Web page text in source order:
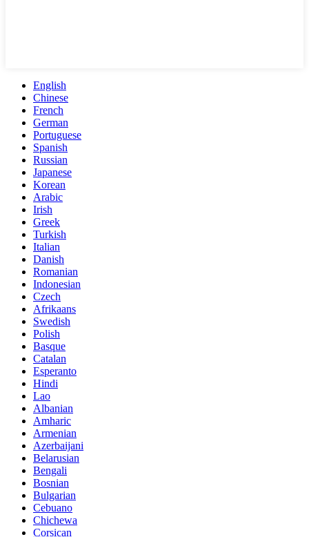
English
Chinese
French
German
Portuguese
Spanish
Russian
Japanese
Korean
Arabic
Irish
Greek
Turkish
Italian
Danish
Romanian
Indonesian
Czech
Afrikaans
Swedish
Polish
Basque
Catalan
Esperanto
Hindi
Lao
Albanian
Amharic
Armenian
Azerbaijani
Belarusian
Bengali
Bosnian
Bulgarian
Cebuano
Chichewa
Corsican